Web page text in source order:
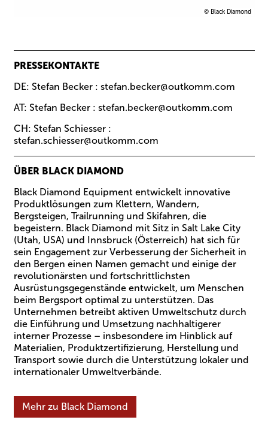
© Black Diamond
PRESSEKONTAKTE
DE: Stefan Becker: stefan.becker@outkomm.com
AT: Stefan Becker: stefan.becker@outkomm.com
CH: Stefan Schiesser:
stefan.schiesser@outkomm.com
ÜBER BLACK DIAMOND
Black Diamond Equipment entwickelt innovative
Produktlösungen zum Klettern, Wandern,
Bergsteigen, Trailrunning und Skifahren, die
begeistern. Black Diamond mit Sitz in Salt Lake City
(Utah, USA) und Innsbruck (Österreich) hat sich für
sein Engagement zur Verbesserung der Sicherheit in
den Bergen einen Namen gemacht und einige der
revolutionärsten und fortschrittlichsten
Ausrüstungsgegenstände entwickelt, um Menschen
beim Bergsport optimal zu unterstützen. Das
Unternehmen betreibt aktiven Umweltschutz durch
die Einführung und Umsetzung nachhaltigerer
interner Prozesse – insbesondere im Hinblick auf
Materialien, Produktzertifizierung, Herstellung und
Transport sowie durch die Unterstützung lokaler und
internationaler Umweltverbände.
Mehr zu Black Diamond